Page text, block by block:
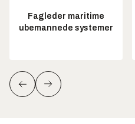
Fagleder maritime
ubemannede systemer